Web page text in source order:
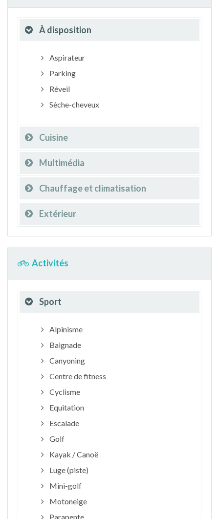
À disposition
Aspirateur
Parking
Réveil
Sèche-cheveux
Cuisine
Multimédia
Chauffage et climatisation
Extérieur
Activités
Sport
Alpinisme
Baignade
Canyoning
Centre de fitness
Cyclisme
Equitation
Escalade
Golf
Kayak / Canoë
Luge (piste)
Mini-golf
Motoneige
Parapente